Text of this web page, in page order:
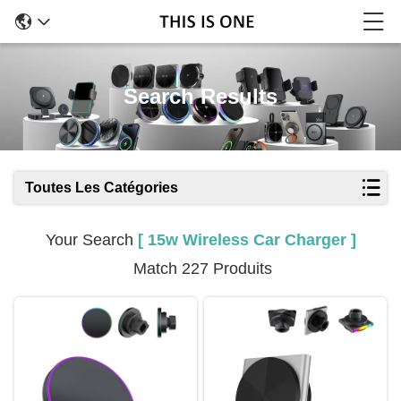
Search Results
Toutes Les Catégories
Your Search [ 15w Wireless Car Charger ]
Match 227 Produits